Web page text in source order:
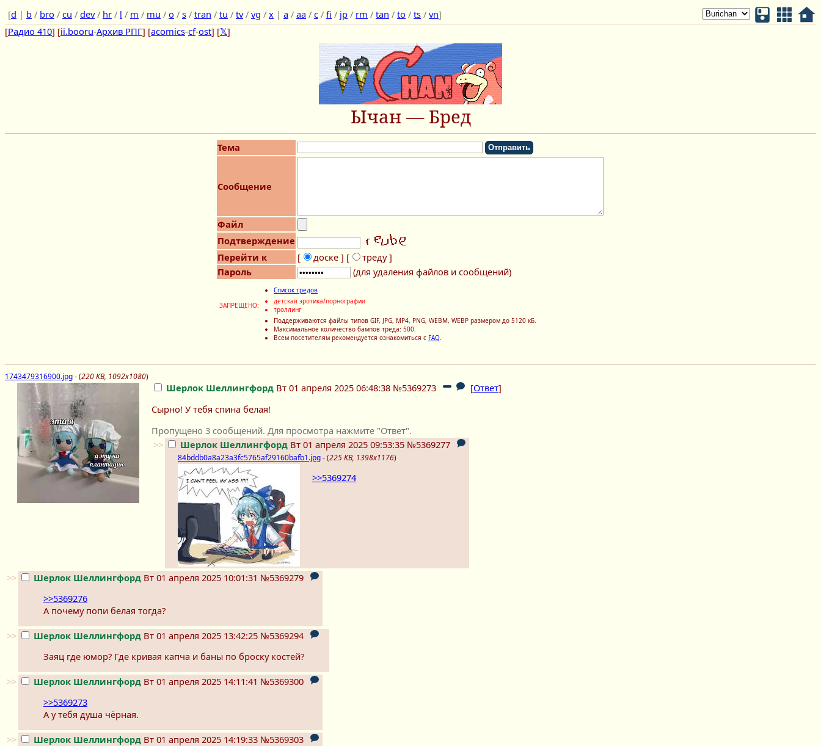
[d | b / bro / cu / dev/ hr / l / m / mu / o / s / tran / tu / tv/ vg / x | a / aa / c / fi / jp / rm / tan / to / ts / vn]
[Радио 410] [ii.booru-Архив РПГ] [acomics-cf-ost] [𝕏]
Ычан — Бред
Тема
Сообщение
Файл
Подтверждение
Перейти к
[ доске ] [
треду ]
Пароль
(для удаления файлов и сообщений)
Список тредов
ЗАПРЕЩЕНО:
детская эротика/порнография
троллинг
Поддерживаются файлы типов GIF, JPG, MP4, PNG, WEBM, WEBP размером до 5120 кБ.
Максимальное количество бампов треда: 500.
Всем посетителям рекомендуется ознакомиться с FAQ
1743479316900.jpg- (220 KB, 1092x1080)
Шерлок Шеллингфорд Вт 01 апреля 2025 06:48:38 №5369273 [Ответ]
Сырно! У тебя спина белая!
Пропущено 3 сообщений. Для просмотра нажмите "Ответ".
>>
Шерлок Шеллингфорд Вт 01 апреля 2025 09:53:35 №5369277
84bddb0a8a23a3fc5765af29160bafb1.jpg- (225 KB, 1398x1176)
>>5369274
>> Шерлок Шеллингфорд Вт 01 апреля 2025 10:01:31 №5369279
>>5369276
А почему попи белая тогда?
>> Шерлок Шеллингфорд Вт 01 апреля 2025 13:42:25 №5369294
Заяц где юмор? Где кривая капча и баны по броску костей?
>> Шерлок Шеллингфорд Вт 01 апреля 2025 14:11:41 №5369300
>>5369273
А у тебя душа чёрная.
>> Шерлок Шеллингфорд Вт 01 апреля 2025 14:19:33 №5369303